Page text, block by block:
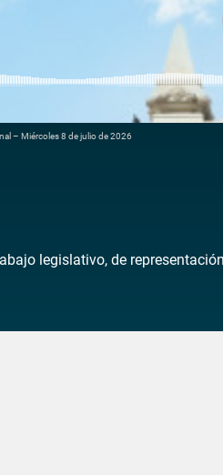
– Miércoles 8 de julio de 2026
legislativo, de